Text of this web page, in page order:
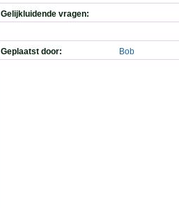
Gelijkluidende vragen:
Geplaatst door: Bob